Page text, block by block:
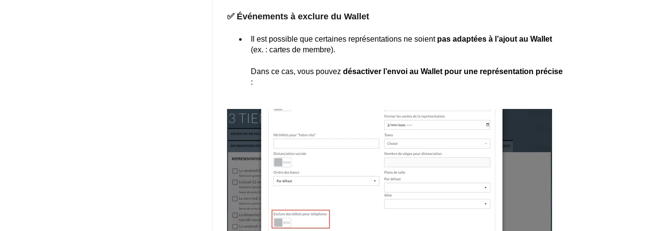
✅ Événements à exclure du Wallet
Il est possible que certaines représentations ne soient pas adaptées à l’ajout au Wallet
(ex. : cartes de membre).
Dans ce cas, vous pouvez désactiver l’envoi au Wallet pour une représentation précise
: